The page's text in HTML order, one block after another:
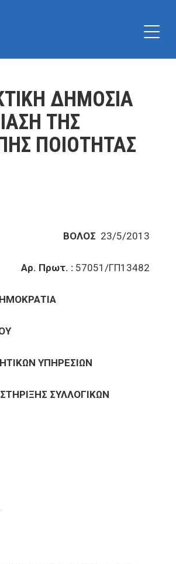
ΔΗΜΟΣΙΑ
ΤΗΣ
ΠΟΙΟΤΗΤΑΣ
ΒΟΛΟΣ 23/5/2013
Αρ. Πρωτ. : 57051/ΓΠ13482
ΥΠΗΡΕΣΙΩΝ
ΣΥΛΛΟΓΙΚΩΝ